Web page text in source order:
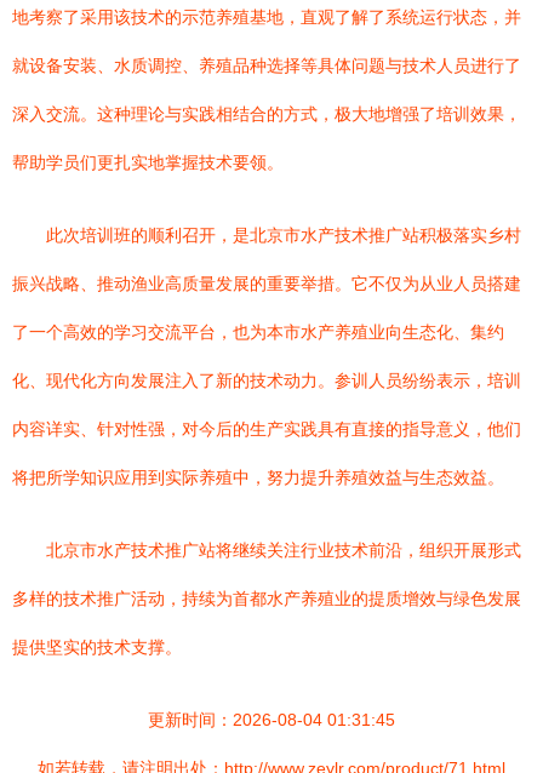
地考察了采用该技术的示范养殖基地，直观了解了系统运行状态，并
就设备安装、水质调控、养殖品种选择等具体问题与技术人员进行了
深入交流。这种理论与实践相结合的方式，极大地增强了培训效果，
帮助学员们更扎实地掌握技术要领。
此次培训班的顺利召开，是北京市水产技术推广站积极落实乡村
振兴战略、推动渔业高质量发展的重要举措。它不仅为从业人员搭建
了一个高效的学习交流平台，也为本市水产养殖业向生态化、集约
化、现代化方向发展注入了新的技术动力。参训人员纷纷表示，培训
内容详实、针对性强，对今后的生产实践具有直接的指导意义，他们
将把所学知识应用到实际养殖中，努力提升养殖效益与生态效益。
北京市水产技术推广站将继续关注行业技术前沿，组织开展形式
多样的技术推广活动，持续为首都水产养殖业的提质增效与绿色发展
提供坚实的技术支撑。
更新时间：2026-08-04 01:31:45
如若转载，请注明出处：http://www.zeylr.com/product/71.html